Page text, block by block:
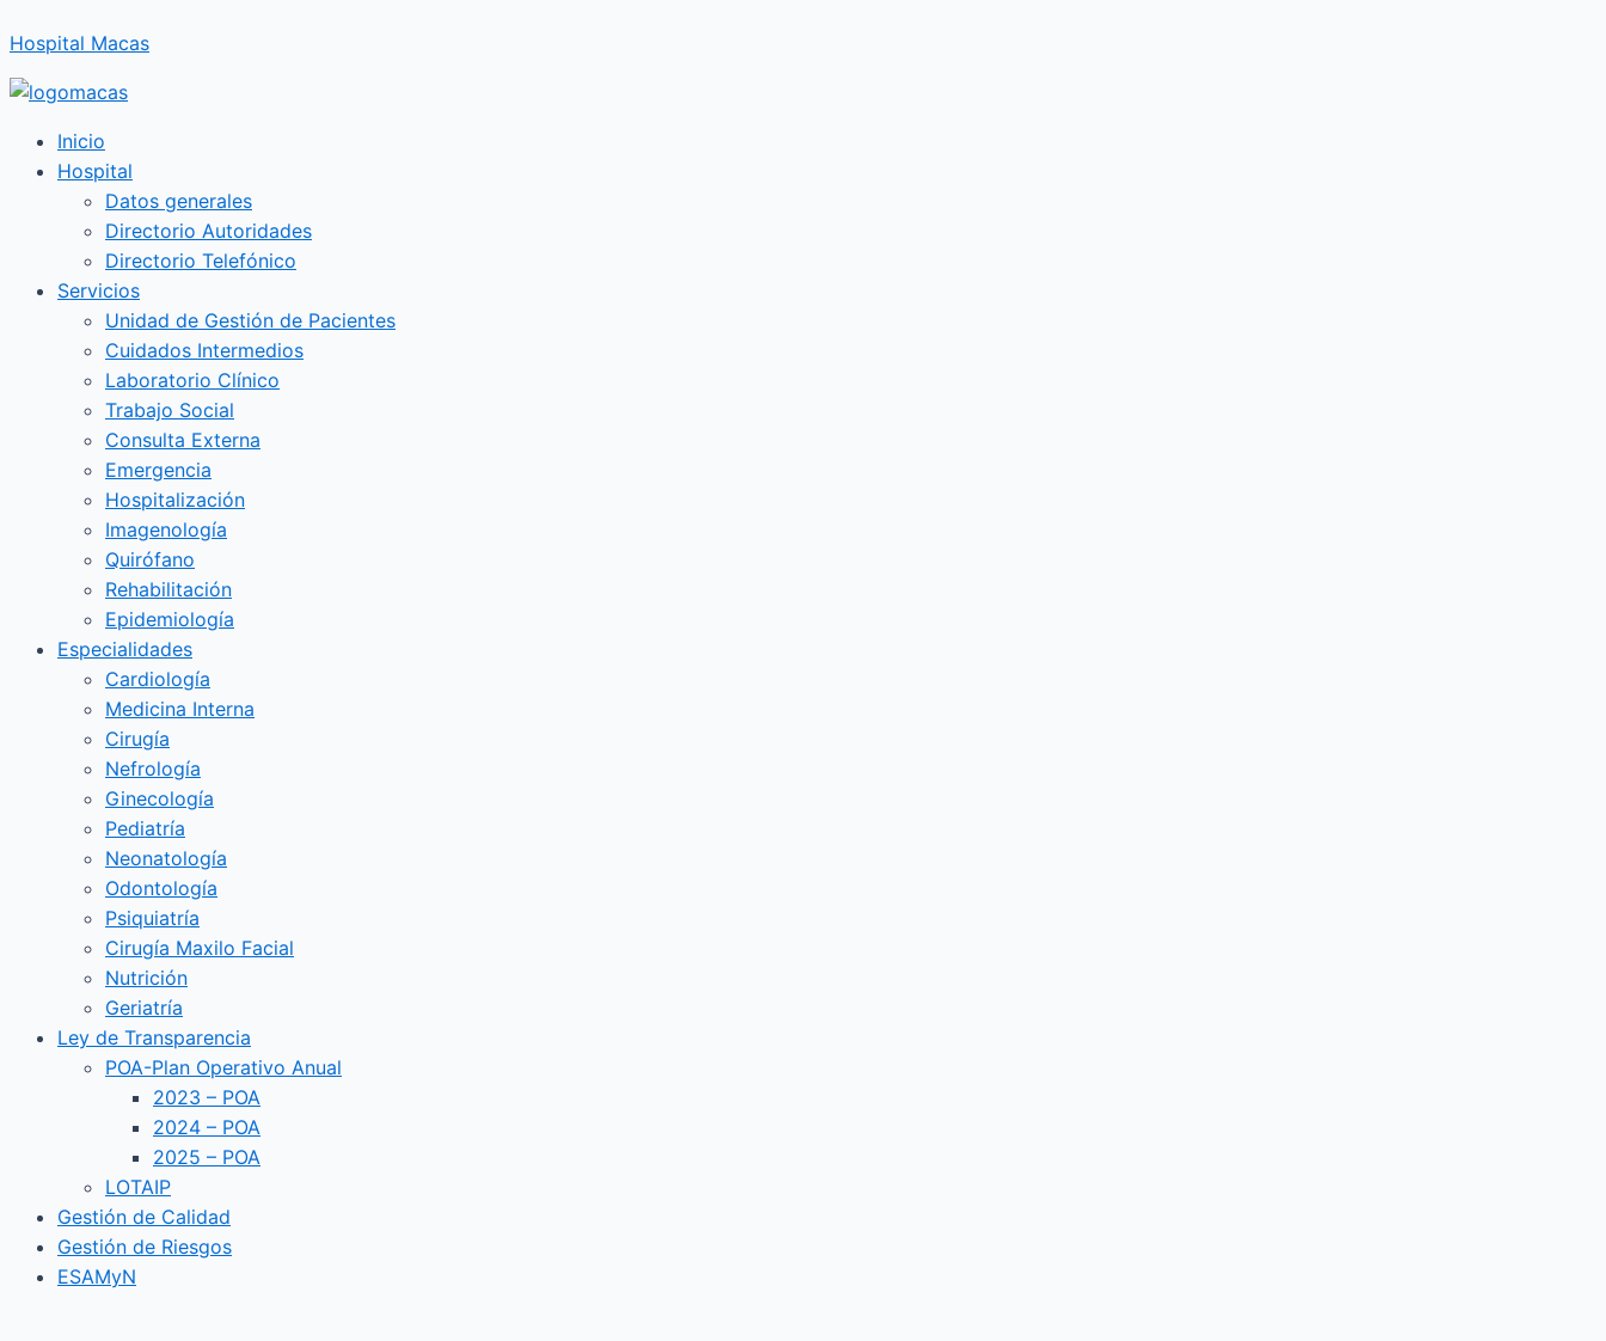
al
contenido
Hospital Macas
Inicio
Hospital
Datos generales
Directorio Autoridades
Directorio Telefónico
Servicios
Unidad de Gestión de Pacientes
Cuidados Intermedios
Laboratorio Clínico
Trabajo Social
Consulta Externa
Emergencia
Hospitalización
Imagenología
Quirófano
Rehabilitación
Epidemiología
Especialidades
Cardiología
Medicina Interna
Cirugía
Nefrología
Ginecología
Pediatría
Neonatología
Odontología
Psiquiatría
Cirugía Maxilo Facial
Nutrición
Geriatría
Ley de Transparencia
POA-Plan Operativo Anual
2023 – POA
2024 – POA
2025 – POA
LOTAIP
Gestión de Calidad
Gestión de Riesgos
ESAMyN